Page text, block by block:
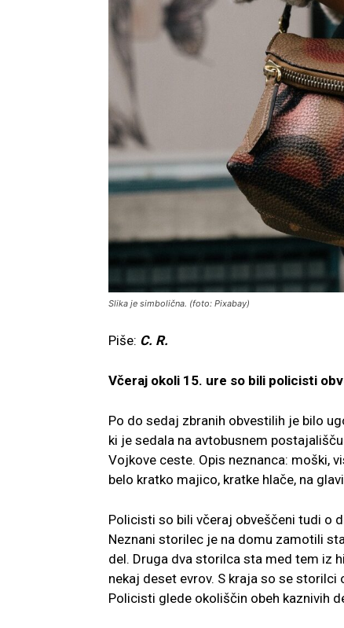
Slika je simbolična. (foto: Pixabay)
Piše: C. R.
Včeraj okoli 15. ure so bili policisti
Po do sedaj zbranih obvestilih je bilo
ki je sedala na avtobusnem
Vojkove ceste. Opis neznanca: moški,
belo kratko majico, kratke hlače, na
Policisti so bili včeraj obveščeni tudi o
Neznani storilec je na domu zamotili
del. Druga dva storilca sta med tem iz
nekaj deset evrov. S kraja so se storilci
Policisti glede okoliščin obeh kaznivih